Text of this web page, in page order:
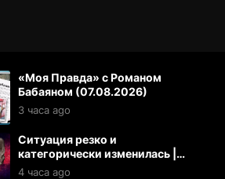
«Моя Правда» с Романом
Бабаяном (07.08.2026)
3 часа ago
Ситуация резко и
категорически изменилась |
Кот Костян
4 часа ago